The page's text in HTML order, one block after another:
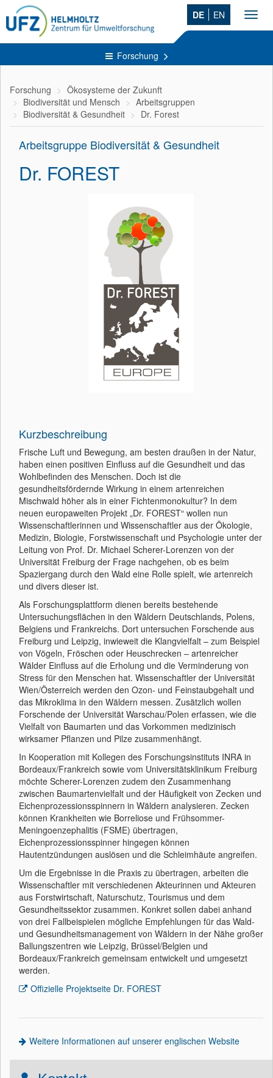
DE EN
Forschung
Forschung
Ökosysteme der Zukunft
Biodiversität und Mensch
Arbeitsgruppen
Biodiversität & Gesundheit
Dr. Forest
Arbeitsgruppe Biodiversität & Gesundheit
Dr. FOREST
Kurzbeschreibung
Frische Luft und Bewegung, am besten draußen in der Natur,
haben einen positiven Einfluss auf die Gesundheit und das
Wohlbefinden des Menschen. Doch ist die
gesundheitsfördernde Wirkung in einem artenreichen
Mischwald höher als in einer Fichtenmonokultur? In dem
neuen europaweiten Projekt „Dr. FOREST“ wollen nun
Wissenschaftlerinnen und Wissenschaftler aus der Ökologie,
Medizin, Biologie, Forstwissenschaft und Psychologie unter der
Leitung von Prof. Dr. Michael Scherer-Lorenzen von der
Universität Freiburg der Frage nachgehen, ob es beim
Spaziergang durch den Wald eine Rolle spielt, wie artenreich
und divers dieser ist.
Als Forschungsplattform dienen bereits bestehende
Untersuchungsflächen in den Wäldern Deutschlands, Polens,
Belgiens und Frankreichs. Dort untersuchen Forschende aus
Freiburg und Leipzig, inwieweit die Klangvielfalt – zum Beispiel
von Vögeln, Fröschen oder Heuschrecken – artenreicher
Wälder Einfluss auf die Erholung und die Verminderung von
Stress für den Menschen hat. Wissenschaftler der Universität
Wien/Österreich werden den Ozon- und Feinstaubgehalt und
das Mikroklima in den Wäldern messen. Zusätzlich wollen
Forschende der Universität Warschau/Polen erfassen, wie die
Vielfalt von Baumarten und das Vorkommen medizinisch
wirksamer Pflanzen und Pilze zusammenhängt.
In Kooperation mit Kollegen des Forschungsinstituts INRA in
Bordeaux/Frankreich sowie vom Universitätsklinikum Freiburg
möchte Scherer-Lorenzen zudem den Zusammenhang
zwischen Baumartenvielfalt und der Häufigkeit von Zecken und
Eichenprozessionsspinnern in Wäldern analysieren. Zecken
können Krankheiten wie Borreliose und Frühsommer-
Meningoenzephalitis (FSME) übertragen,
Eichenprozessionsspinner hingegen können
Hautentzündungen auslösen und die Schleimhäute angreifen.
Um die Ergebnisse in die Praxis zu übertragen, arbeiten die
Wissenschaftler mit verschiedenen Akteurinnen und Akteuren
aus Forstwirtschaft, Naturschutz, Tourismus und dem
Gesundheitssektor zusammen. Konkret sollen dabei anhand
von drei Fallbeispielen mögliche Empfehlungen für das Wald-
und Gesundheitsmanagement von Wäldern in der Nähe großer
Ballungszentren wie Leipzig, Brüssel/Belgien und
Bordeaux/Frankreich gemeinsam entwickelt und umgesetzt
werden.
Offizielle Projektseite Dr. FOREST
Weitere Informationen auf unserer englischen Website